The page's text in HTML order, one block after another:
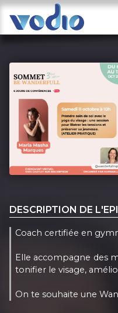
DESCRIPTION DE
Coach certifiée en
Elle accompagne des
tonifier le visage,
On te souhaite une